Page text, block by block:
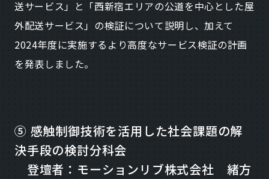
送サービス」と「西新宿エリアの公道を中心とした屋
外配送サービス」の検証について説明し、加えて
2024年度に実施するより高度なサービス検証の計画
を発表しました。
⑤ 感触制御技術を活用した社会課題の解
決手段の検討分科会
登壇者：モーションリブ株式会社 緒方